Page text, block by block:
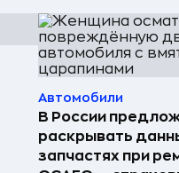
Автомобили
В России
раскрывать
запчастях при